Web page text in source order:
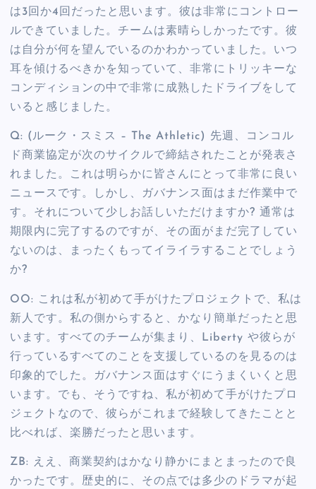
は3回か4回だったと思います。彼は非常にコントロー
ルできていました。チームは素晴らしかったです。彼
は自分が何を望んでいるのかわかっていました。いつ
耳を傾けるべきかを知っていて、非常にトリッキーな
コンディションの中で非常に成熟したドライブをして
いると感じました。
Q: (ルーク・スミス – The Athletic) 先週、コンコル
ド商業協定が次のサイクルで締結されたことが発表さ
れました。これは明らかに皆さんにとって非常に良い
ニュースです。しかし、ガバナンス面はまだ作業中で
す。それについて少しお話しいただけますか? 通常は
期限内に完了するのですが、その面がまだ完了してい
ないのは、まったくもってイライラすることでしょう
か?
OO: これは私が初めて手がけたプロジェクトで、私は
新人です。私の側からすると、かなり簡単だったと思
います。すべてのチームが集まり、Liberty や彼らが
行っているすべてのことを支援しているのを見るのは
印象的でした。ガバナンス面はすぐにうまくいくと思
います。でも、そうですね、私が初めて手がけたプロ
ジェクトなので、彼らがこれまで経験してきたことと
比べれば、楽勝だったと思います。
ZB: ええ、商業契約はかなり静かにまとまったので良
かったです。歴史的に、その点では多少のドラマが起